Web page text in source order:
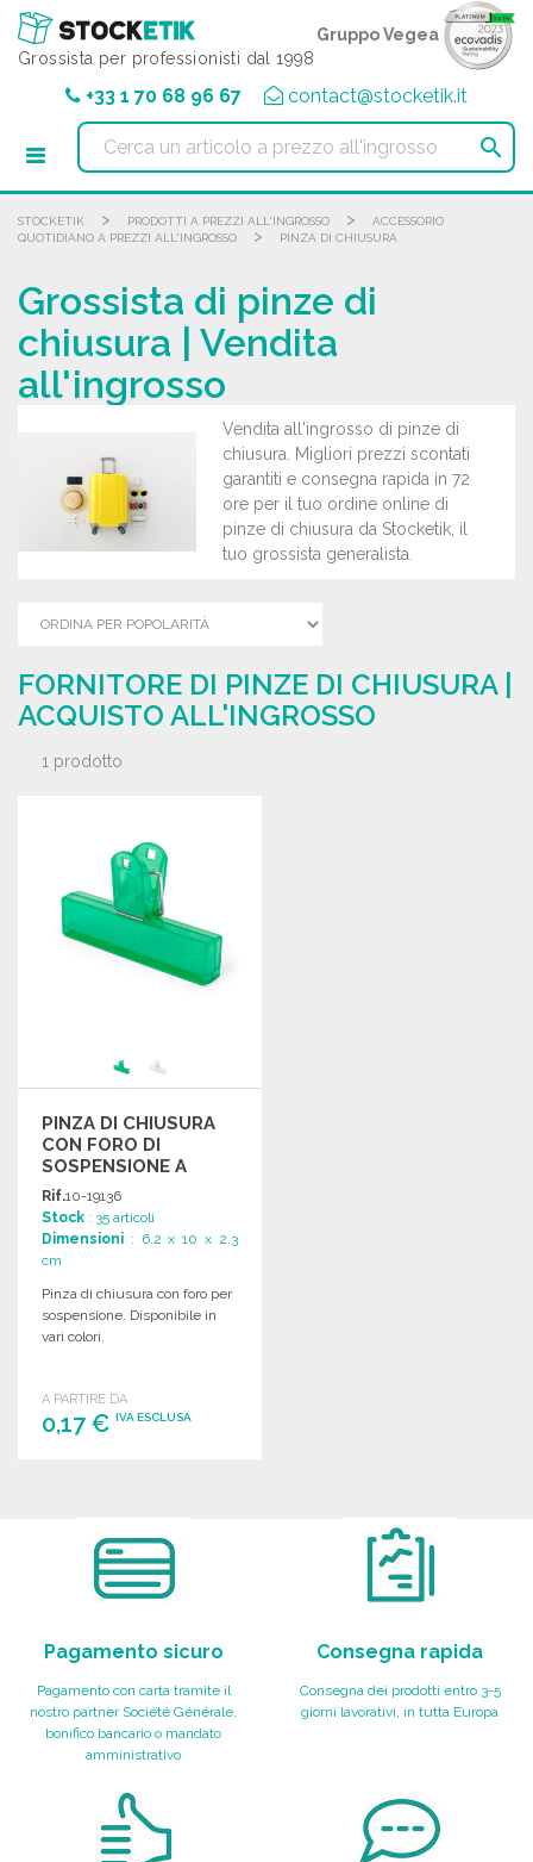
Grossista per professionisti dal 1998
Gruppo Vegea
+33 1 70 68 96 67 contact@stocketik.it

STOCKETIK > PRODOTTI A PREZZI ALL'INGROSSO >
ACCESSORIO
QUOTIDIANO A PREZZI ALL'INGROSSO
> PINZA DI CHIUSURA
Grossista di pinze di
chiusura | Vendita
all'ingrosso
Vendita all'ingrosso di pinze di
chiusura. Migliori prezzi scontati
garantiti e consegna rapida in 72
ore per il tuo ordine online di
pinze di chiusura da Stocketik, il
tuo grossista generalista.
FORNITORE DI PINZE DI CHIUSURA |
ACQUISTO ALL'INGROSSO
1 prodotto
PINZA DI CHIUSURA
CON FORO DI
SOSPENSIONE A
PREZZI
ALL'INGROSSO
Rif.10-19136
Stock : 35 articoli
Dimensioni : 6.2 x 10 x 2.3
cm
Pinza di chiusura con foro per
sospensione. Disponibile in
vari colori.
A PARTIRE DA
0,17 € IVA ESCLUSA
Pagamento sicuro
Pagamento con carta tramite il
nostro partner Société Générale,
bonifico bancario o mandato
amministrativo
Consegna rapida
Consegna dei prodotti entro 3-5
giorni lavorativi, in tutta Europa
Pannello di gestione dei cookies